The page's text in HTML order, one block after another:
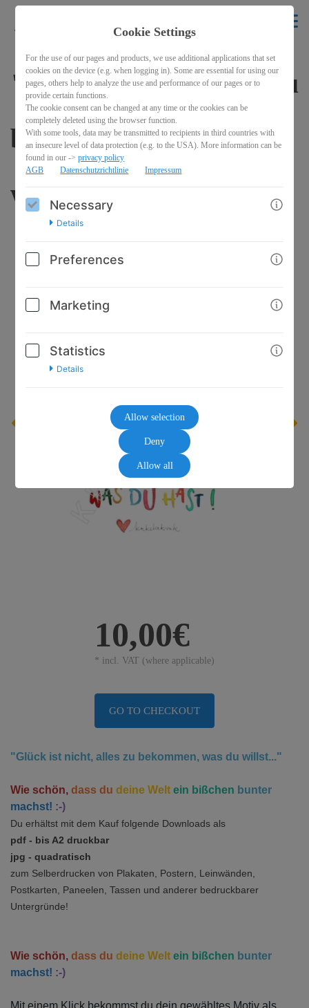
"Glück ist nicht, alles zu
bekommen, was du
willst..."
10,00€
* incl. VAT (where applicable)
GO TO CHECKOUT
"Glück ist nicht, alles zu bekommen, was du willst..."
Wie schön, dass du deine Welt ein bißchen bunter
machst! :-)
Du erhältst mit dem Kauf folgende Downloads als
pdf - bis A2 druckbar
jpg - quadratisch
zum Selberdrucken von Plakaten, Postern, Leinwänden,
Postkarten, Paneelen, Tassen und anderer bedruckbarer
Untergründe!
Wie schön, dass du deine Welt ein bißchen bunter
machst! :-)
Mit einem Klick bekommst du dein gewähltes Motiv als
Cookie Settings
For the use of our pages and products, we use additional applications that set
cookies on the device (e.g. when logging in). Some are essential for using our
pages, others help to analyze the use and performance of our pages or to
provide certain functions.
The cookie consent can be changed at any time or the cookies can be
completely deleted using the browser function.
With some tools, data may be transmitted to recipients in third countries with
an insecure level of data protection (e.g. to the USA). More information can be
found in our ->privacy policy
AGB
Datenschutzrichtlinie Impressum
Necessary
Details
Preferences
Marketing
Statistics
Details
Allow selection
Deny
Allow all